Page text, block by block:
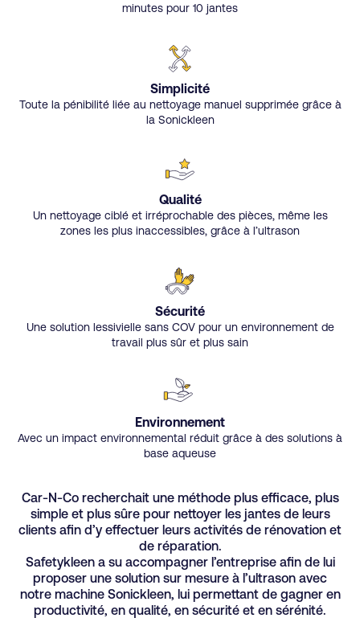
minutes pour 10 jantes
Simplicité
Toute la pénibilité liée au nettoyage manuel supprimée grâce à
la Sonickleen
Qualité
Un nettoyage ciblé et irréprochable des pièces, même les
zones les plus inaccessibles, grâce à l’ultrason
Sécurité
Une solution lessivielle sans COV pour un environnement de
travail plus sûr et plus sain
Environnement
Avec un impact environnemental réduit grâce à des solutions à
base aqueuse
Car-N-Co recherchait une méthode plus efficace, plus
simple et plus sûre pour nettoyer les jantes de leurs
clients afin d’y effectuer leurs activités de rénovation et
de réparation.
Safetykleen a su accompagner l’entreprise afin de lui
proposer une solution sur mesure à l’ultrason avec
notre machine Sonickleen, lui permettant de gagner en
productivité, en qualité, en sécurité et en sérénité.